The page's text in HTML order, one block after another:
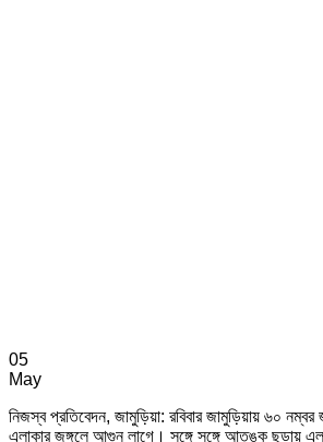
05
May
নিজস্ব প্রতিবেদন, জামুড়িয়া: রবিবার জামুড়িয়ায় ৬০
এলাকার জঙ্গলে আগুন লাগে। সঙ্গে সঙ্গে আতঙ্ক ছড়ায়